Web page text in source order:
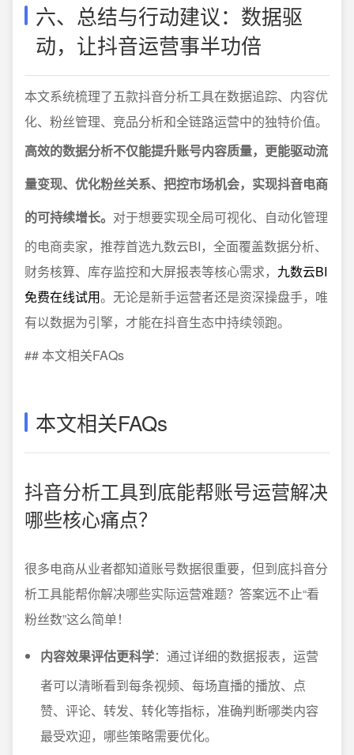
六、总结与行动建议：数据驱
动，让抖音运营事半功倍
本文系统梳理了五款抖音分析工具在数据追踪、内容优
化、粉丝管理、竞品分析和全链路运营中的独特价值。
高效的数据分析不仅能提升账号内容质量，更能驱动流
量变现、优化粉丝关系、把控市场机会，实现抖音电商
的可持续增长。 对于想要实现全局可视化、自动化管理
的电商卖家，推荐首选九数云BI，全面覆盖数据分析、
财务核算、库存监控和大屏报表等核心需求， 九数云BI
免费在线试用。无论是新手运营者还是资深操盘手，唯
有以数据为引擎，才能在抖音生态中持续领跑。
## 本文相关FAQs
本文相关FAQs
抖音分析工具到底能帮账号运营解决
哪些核心痛点？
很多电商从业者都知道账号数据很重要，但到底抖音分
析工具能帮你解决哪些实际运营难题？答案远不止“看
粉丝数”这么简单！
内容效果评估更科学：通过详细的数据报表，运营
者可以清晰看到每条视频、每场直播的播放、点
赞、评论、转发、转化等指标，准确判断哪类内容
最受欢迎，哪些策略需要优化。